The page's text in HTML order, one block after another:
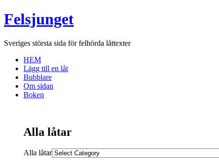
Felsjunget
Sveriges största sida för felhörda låttexter
HEM
Lägg till en låt
Bubblare
Om sidan
Boken
Alla låtar
Alla låtar